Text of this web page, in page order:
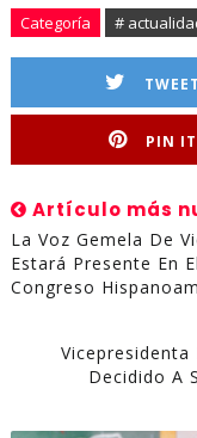
Categoría #
TWEET
PIN IT
Artículo más
La Voz Gemela De
Estará Presente En
Congreso
Vicepresidenta
Decidido A